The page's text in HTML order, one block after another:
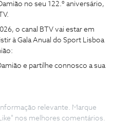
no seu 122.º aniversário,
o canal BTV vai estar em
à Gala Anual do Sport Lisboa
e partilhe connosco a sua
relevante. Marque
nos melhores comentários.